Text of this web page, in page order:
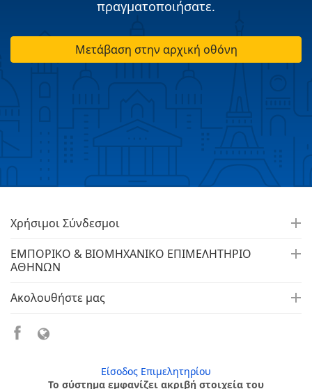
πραγματοποιήσατε.
Μετάβαση στην αρχική οθόνη
Χρήσιμοι Σύνδεσμοι
ΕΜΠΟΡΙΚΟ & ΒΙΟΜΗΧΑΝΙΚΟ ΕΠΙΜΕΛΗΤΗΡΙΟ
ΑΘΗΝΩΝ
Ακολουθήστε μας
Είσοδος Επιμελητηρίου
Το σύστημα εμφανίζει ακριβή στοιχεία του